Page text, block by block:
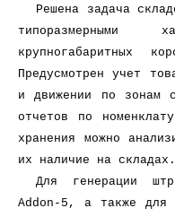
Решена задача
типоразмерными
крупногабаритных
Предусмотрен учет
и движении по зонам
отчетов по
хранения можно
их наличие на складах.
Для генерации
Addon-5, а также для